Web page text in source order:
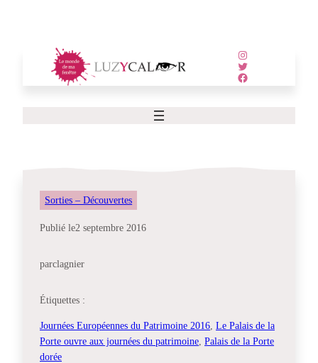
Instagram
Twitter
Facebook
Sorties – Découvertes
Publié le2 septembre 2016
parclagnier
Étiquettes :
Journées Européennes du Patrimoine 2016 Le Palais de la
Porte ouvre aux journées du patrimoine Palais de la Porte
dorée